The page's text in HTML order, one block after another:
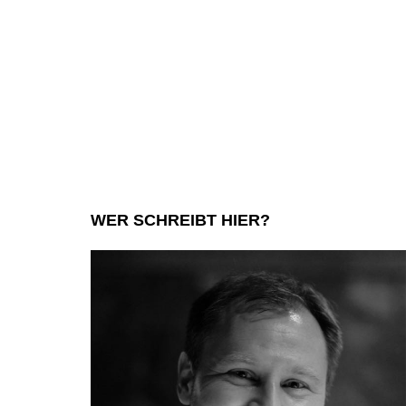
WER SCHREIBT HIER?